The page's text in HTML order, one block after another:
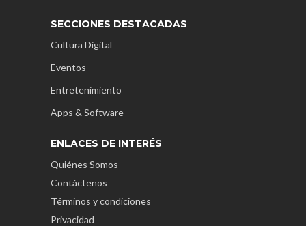
SECCIONES DESTACADAS
Cultura Digital
Eventos
Entretenimiento
Apps & Software
ENLACES DE INTERÉS
Quiénes Somos
Contáctenos
Términos y condiciones
Privacidad